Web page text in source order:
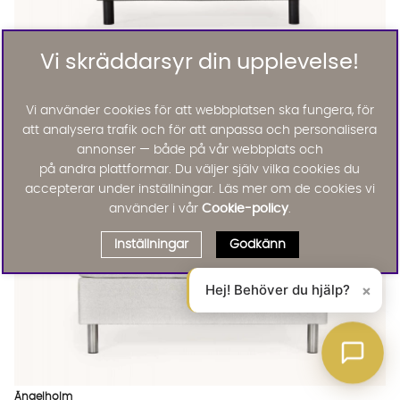
DALARÖ 140 Kontinentalsäng Svart Finns även i dessa färger:
DALARÖ 140 Kontinentalsäng Svart
DALARÖ 140 Kontinentalsäng Svart
DALARÖ 140 Kontinentalsäng Svart
FAST LÅGT PRIS
6495 :-
Ängelholm
Vi skräddarsyr din upplevelse!
Vi använder cookies för att webbplatsen ska fungera, för
att analysera trafik och för att anpassa och personalisera
annonser — både på vår webbplats och
på andra plattformar. Du väljer själv vilka cookies du
accepterar under inställningar. Läs mer om de cookies vi
använder i vår Cookie-policy.
Inställningar Godkänn
Hej! Behöver du hjälp? ×